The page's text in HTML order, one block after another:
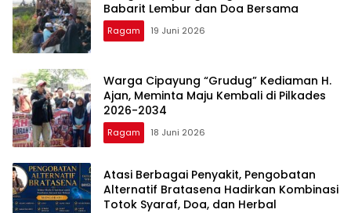
Babarit Lembur dan Doa Bersama
Ragam 19 Juni 2026
Warga Cipayung “Grudug” Kediaman H.
Ajan, Meminta Maju Kembali di Pilkades
2026-2034
Ragam 18 Juni 2026
Atasi Berbagai Penyakit, Pengobatan
Alternatif Bratasena Hadirkan Kombinasi
Totok Syaraf, Doa, dan Herbal